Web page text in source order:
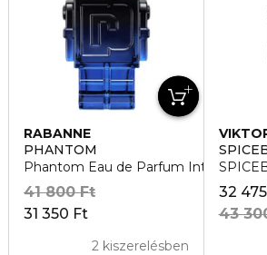
RABANNE
PHANTOM
Phantom Eau de Parfum Intense
31 350 Ft
41 800 Ft
2 kiszerelésben
32
43